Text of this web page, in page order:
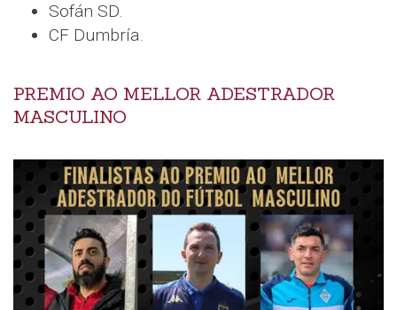
Sofán SD.
CF Dumbría.
PREMIO AO MELLOR ADESTRADOR
MASCULINO